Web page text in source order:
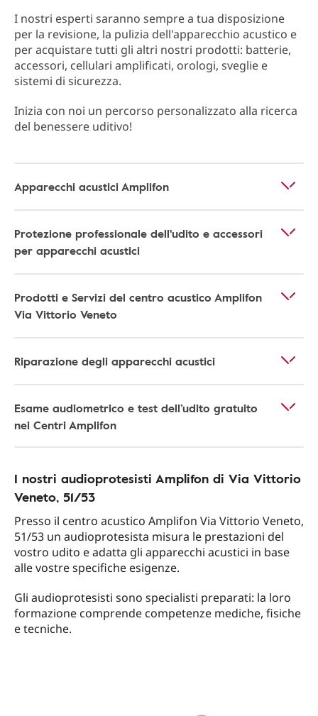
I nostri esperti saranno sempre a tua disposizione
per la revisione, la pulizia dell'apparecchio acustico e
per acquistare tutti gli altri nostri prodotti: batterie,
accessori, cellulari amplificati, orologi, sveglie e
sistemi di sicurezza.
Inizia con noi un percorso personalizzato alla ricerca
del benessere uditivo!
Apparecchi acustici Amplifon
Protezione professionale dell'udito e accessori
per apparecchi acustici
Prodotti e Servizi del centro acustico Amplifon
Via Vittorio Veneto
Riparazione degli apparecchi acustici
Esame audiometrico e test dell’udito gratuito
nei Centri Amplifon
I nostri audioprotesisti Amplifon di Via Vittorio
Veneto, 51/53
Presso il centro acustico Amplifon Via Vittorio Veneto,
51/53 un audioprotesista misura le prestazioni del
vostro udito e adatta gli apparecchi acustici in base
alle vostre specifiche esigenze.
Gli audioprotesisti sono specialisti preparati: la loro
formazione comprende competenze mediche, fisiche
e tecniche.